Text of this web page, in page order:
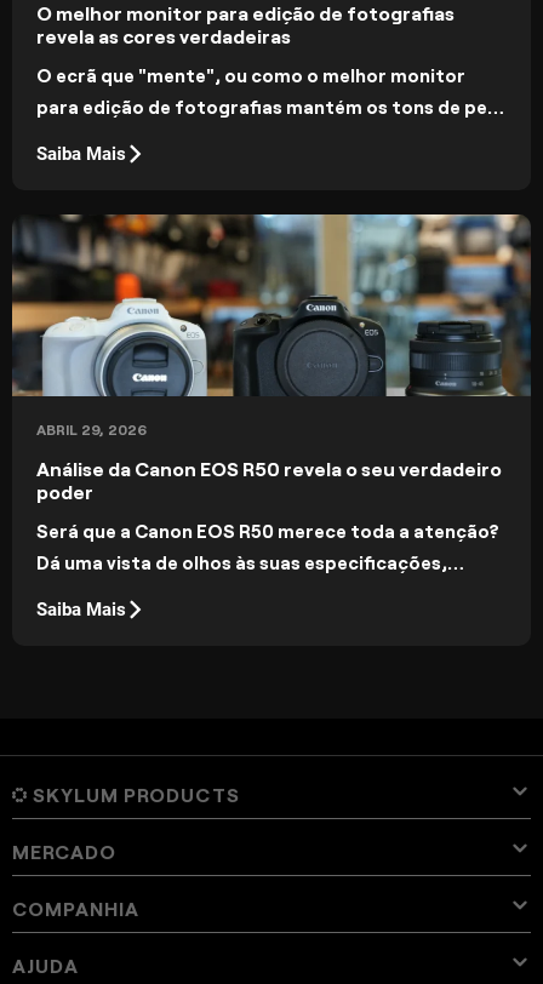
O melhor monitor para edição de fotografias
revela as cores verdadeiras
O ecrã que "mente", ou como o melhor monitor
para edição de fotografias mantém os tons de pele
forma previsível entre dispositivos.
Saiba Mais
ABRIL 29, 2026
Análise da Canon EOS R50 revela o seu verdadeiro
poder
Será que a Canon EOS R50 merece toda a atenção?
Dá uma vista de olhos às suas especificações,
ideal para ti.
Saiba Mais
SKYLUM PRODUCTS
Luminar Neo
Preço
Visão geral
Luminar for iPad
Aperty
Visão geral
Online Tools
MERCADO
Predefinições
Lightroom Presets
Luminar Neo Bundles
COMPANHIA
Sobre Skylum
AJUDA